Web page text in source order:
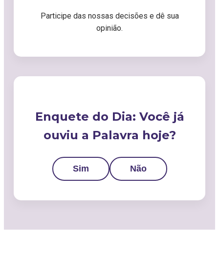
Participe das nossas decisões e dê sua
opinião.
Enquete do Dia: Você já
ouviu a Palavra hoje?
Sim Não